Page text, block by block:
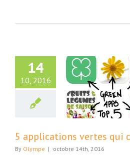
14
10, 2016
vertes
la vie !
5 applications vertes qui
By Olympe | octobre 14th, 2016